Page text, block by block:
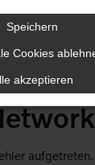
geeigneten
erwähnt zu
aufgetreten.
Speichern
Cookies
akzeptieren